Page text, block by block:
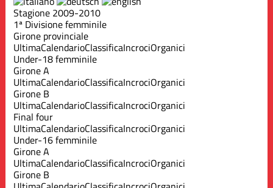
Stagione 2009-2010
1ª Divisione femminile
Girone provinciale
UltimaCalendarioClassificaIncrociOrganici
Under-18 femminile
Girone A
UltimaCalendarioClassificaIncrociOrganici
Girone B
UltimaCalendarioClassificaIncrociOrganici
Final four
UltimaCalendarioClassificaIncrociOrganici
Under-16 femminile
Girone A
UltimaCalendarioClassificaIncrociOrganici
Girone B